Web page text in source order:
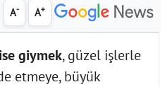
A- A+
giymek, güzel işlerle
etmeye, büyük